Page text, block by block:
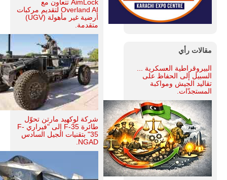
مقالات رأي
البيروقراطية العسكرية ...
السبيل إلى الحفاظ على
تقاليد الجيش ومواكبة
المستجدّات.
AimLock تتعاون مع
Overland AI لتقديم مركبات
أرضية غير مأهولة (UGV)
متقدمة.
شركة لوكهيد مارتن تحوّل
طائرة F-35 إلى "فيراري F-
35" بتقنيات الجيل السادس
NGAD.